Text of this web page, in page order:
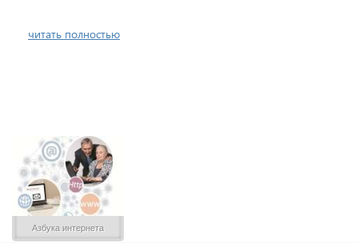
читать полностью
Азбука интернета